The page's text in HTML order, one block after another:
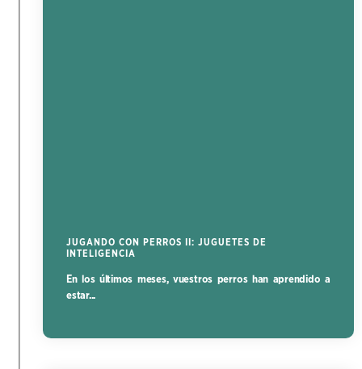
JUGANDO CON PERROS II: JUGUETES DE
INTELIGENCIA
En los últimos meses, vuestros perros han aprendido a
estar...